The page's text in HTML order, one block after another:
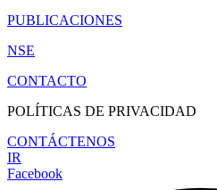
PUBLICACIONES
NSE
CONTACTO
POLÍTICAS DE PRIVACIDAD
CONTÁCTENOS
IR
Facebook